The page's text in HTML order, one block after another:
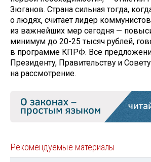
Зюганов. Страна сильная тогда,
о людях, считает лидер
из важнейших мер сегодня —
минимум до 20-25 тысяч рублей,
в программе КПРФ. Все
Президенту, Правительству и
на рассмотрение.
Рекомендуемые материалы